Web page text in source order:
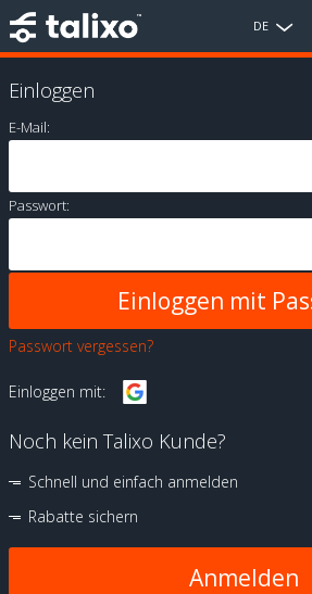
DE
Einloggen
E-Mail:
Passwort:
Passwort vergessen?
Einloggen mit:
Noch kein Talixo Kunde?
Schnell und einfach anmelden
Rabatte sichern
Anmelden